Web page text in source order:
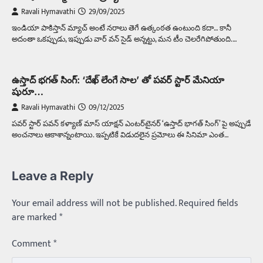
Ravali Hymavathi 29/09/2025
ఇండియా పాకిస్తాన్ మ్యాచ్ అంటే నరాలు తెగే ఉత్కంఠత ఉంటుంది కదా… కానీ
అదంతా ఒకప్పుడు, ఇప్పుడు వార్ వన్ సైడ్ అన్నట్టు, మన టీం చెలరేగిపోతుంది.…
ఉస్తాద్ భగత్ సింగ్: ‘దేఖ్ లేంగే సాల’ తో పవర్ స్టార్ మేనియా
షురూ…
Ravali Hymavathi 09/12/2025
పవర్ స్టార్ పవన్ కళ్యాణ్ మాస్ యాక్షన్ ఎంటర్‌టైనర్ ‘ఉస్తాద్ భాగత్ సింగ్’ పై అప్పుడే
అంచనాలు ఆకాశాన్నంటాయి. ఇప్పటికే విడుదలైన ప్రమోలు ఈ సినిమా ఎంత…
Leave a Reply
Your email address will not be published.Required fields
are marked*
Comment*